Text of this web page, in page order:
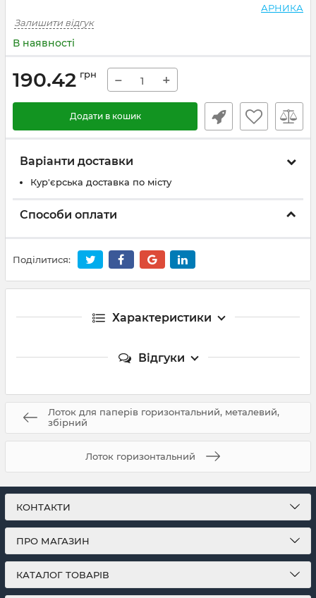
АРНИКА
Залишити відгук
В наявності
190.42 грн − +
Додати в кошик
Варіанти доставки
Кур'єрська доставка по місту
Способи оплати
Поділитися:
Характеристики
Відгуки
Лоток для паперів горизонтальний, металевий,
збірний
Лоток горизонтальний
КОНТАКТИ
ПРО МАГАЗИН
КАТАЛОГ ТОВАРІВ